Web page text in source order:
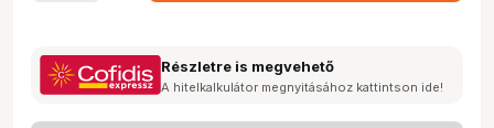
Részletre is megvehető
A hitelkalkulátor megnyitásához kattintson ide!